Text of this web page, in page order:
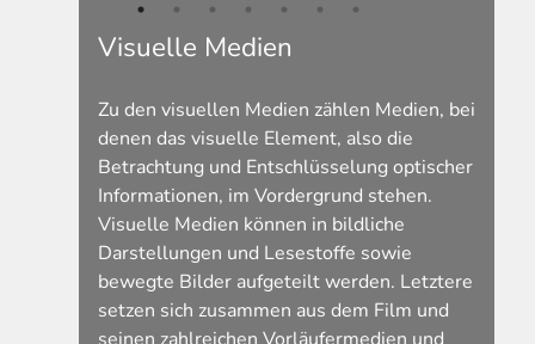
Visuelle Medien
Zu den visuellen Medien zählen Medien, bei
denen das visuelle Element, also die
Betrachtung und Entschlüsselung optischer
Informationen, im Vordergrund stehen.
Visuelle Medien können in bildliche
Darstellungen und Lesestoffe sowie
bewegte Bilder aufgeteilt werden. Letztere
setzen sich zusammen aus dem Film und